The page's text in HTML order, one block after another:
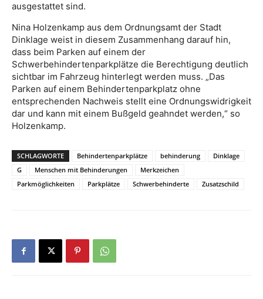
ausgestattet sind.
Nina Holzenkamp aus dem Ordnungsamt der Stadt
Dinklage weist in diesem Zusammenhang darauf hin,
dass beim Parken auf einem der
Schwerbehindertenparkplätze die Berechtigung deutlich
sichtbar im Fahrzeug hinterlegt werden muss. „Das
Parken auf einem Behindertenparkplatz ohne
entsprechenden Nachweis stellt eine Ordnungswidrigkeit
dar und kann mit einem Bußgeld geahndet werden,“ so
Holzenkamp.
SCHLAGWORTE Behindertenparkplätze behinderung
Dinklage
G
Menschen mit Behinderungen
Merkzeichen
Parkmöglichkeiten
Parkplätze Schwerbehinderte Zusatzschild